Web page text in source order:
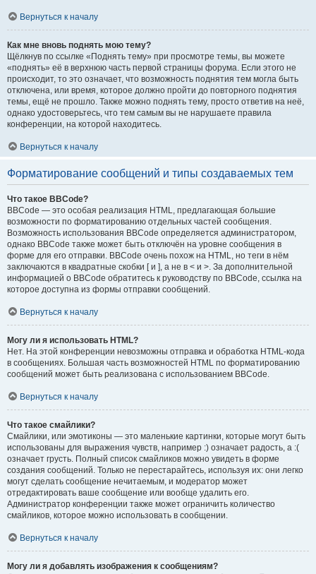
Вернуться к началу
Как мне вновь поднять мою тему?
Щёлкнув по ссылке «Поднять тему» при просмотре темы, вы можете
«поднять» её в верхнюю часть первой страницы форума. Если этого не
происходит, то это означает, что возможность поднятия тем могла быть
отключена, или время, которое должно пройти до повторного поднятия
темы, ещё не прошло. Также можно поднять тему, просто ответив на неё,
однако удостоверьтесь, что тем самым вы не нарушаете правила
конференции, на которой находитесь.
Вернуться к началу
Форматирование сообщений и типы создаваемых тем
Что такое BBCode?
BBCode — это особая реализация HTML, предлагающая большие
возможности по форматированию отдельных частей сообщения.
Возможность использования BBCode определяется администратором,
однако BBCode также может быть отключён на уровне сообщения в
форме для его отправки. BBCode очень похож на HTML, но теги в нём
заключаются в квадратные скобки [ и ], а не в < и >. За дополнительной
информацией о BBCode обратитесь к руководству по BBCode, ссылка на
которое доступна из формы отправки сообщений.
Вернуться к началу
Могу ли я использовать HTML?
Нет. На этой конференции невозможны отправка и обработка HTML-кода
в сообщениях. Большая часть возможностей HTML по форматированию
сообщений может быть реализована с использованием BBCode.
Вернуться к началу
Что такое смайлики?
Смайлики, или эмотиконы — это маленькие картинки, которые могут быть
использованы для выражения чувств, например :) означает радость, а :(
означает грусть. Полный список смайликов можно увидеть в форме
создания сообщений. Только не перестарайтесь, используя их: они легко
могут сделать сообщение нечитаемым, и модератор может
отредактировать ваше сообщение или вообще удалить его.
Администратор конференции также может ограничить количество
смайликов, которое можно использовать в сообщении.
Вернуться к началу
Могу ли я добавлять изображения к сообщениям?